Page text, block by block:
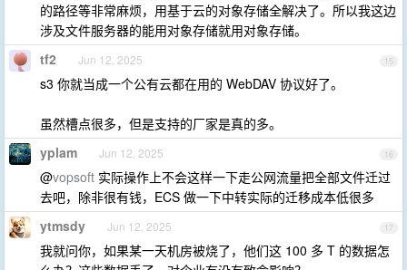
的路径等非常麻烦，用基于云的对象存储全解决了。所以我这边
涉及文件服务器的能用对象存储就用对象存储。
15
tf2 Jun 12, 2025
s3 你就当成一个公有云都在用的 WebDAV 协议好了。
虽然槽点很多，但是支持的厂家是真的多。
16
yplam Jun 12, 2025
@vopsoft 实际操作上不会这样一下走公网流量把全部文件迁过
去吧，除非很有钱，ECS 做一下中转实际的迁移成本低很多
17
ytmsdy Jun 12, 2025
我就问你，如果某一天机房被烧了，他们这 100 多 T 的数据怎